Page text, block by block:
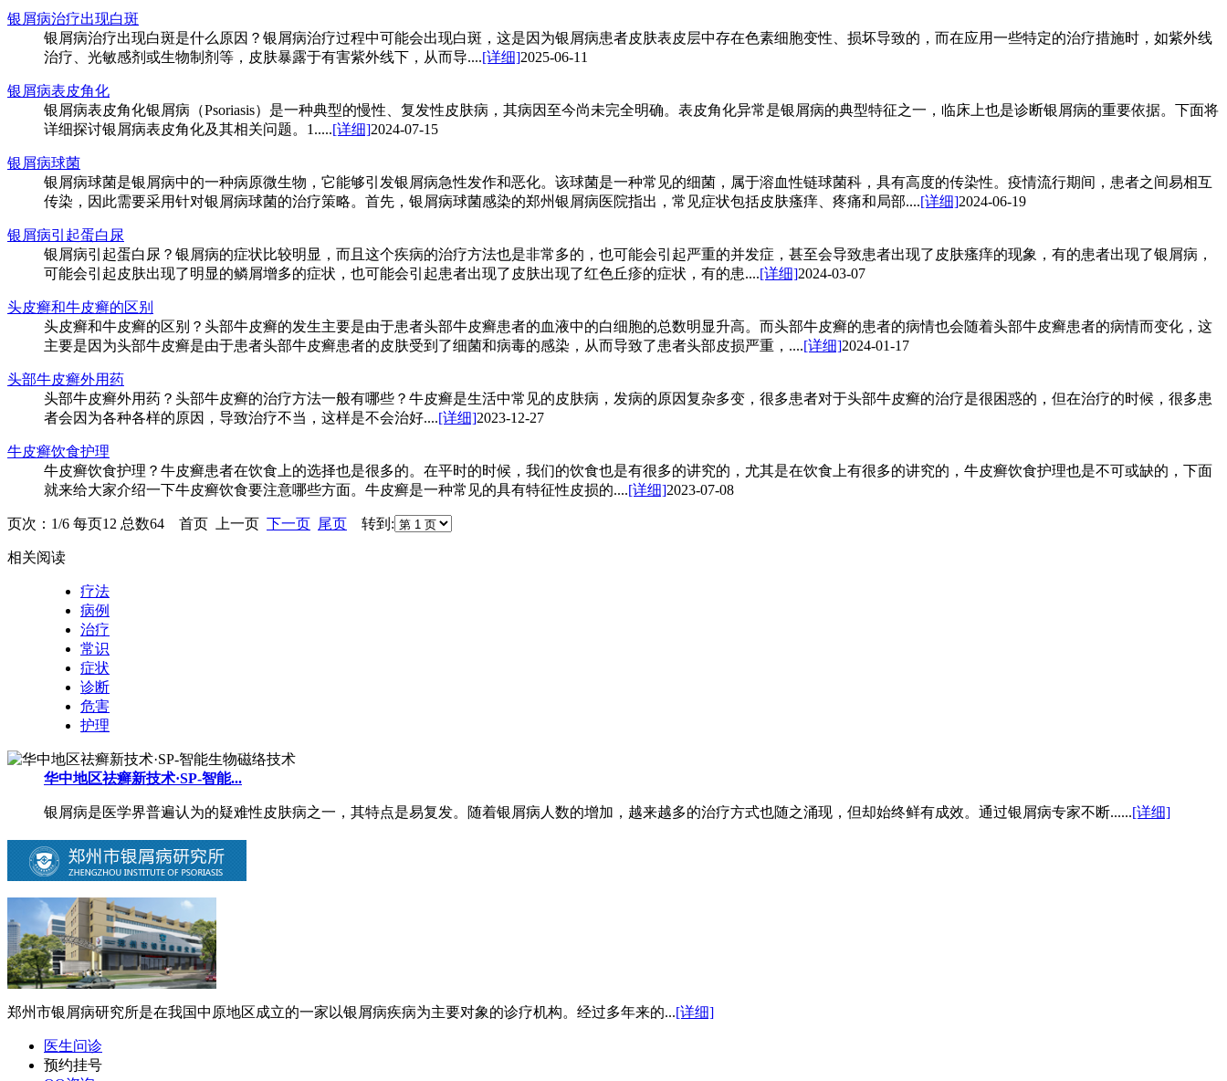
银屑病治疗出现白斑
银屑病治疗出现白斑是什么原因？银屑病治疗过程中可能会出现白斑，这是因为银屑病患者皮肤表皮层中存在色素细胞变性、损坏导致的，而在应用一些特定的治疗措施时，如紫外线
治疗、光敏感剂或生物制剂等，皮肤暴露于有害紫外线下，从而导....[详细]2025-06-11
银屑病表皮角化
银屑病表皮角化银屑病（Psoriasis）是一种典型的慢性、复发性皮肤病，其病因至今尚未完全明确。表皮角化异常是银屑病的典型特征之一，临床上也是诊断银屑病的重要依据。下面将
详细探讨银屑病表皮角化及其相关问题。1.....[详细]2024-07-15
银屑病球菌
银屑病球菌是银屑病中的一种病原微生物，它能够引发银屑病急性发作和恶化。该球菌是一种常见的细菌，属于溶血性链球菌科，具有高度的传染性。疫情流行期间，患者之间易相互
传染，因此需要采用针对银屑病球菌的治疗策略。首先，银屑病球菌感染的郑州银屑病医院指出，常见症状包括皮肤瘙痒、疼痛和局部....[详细]2024-06-19
银屑病引起蛋白尿
银屑病引起蛋白尿？银屑病的症状比较明显，而且这个疾病的治疗方法也是非常多的，也可能会引起严重的并发症，甚至会导致患者出现了皮肤瘙痒的现象，有的患者出现了银屑病，
可能会引起皮肤出现了明显的鳞屑增多的症状，也可能会引起患者出现了皮肤出现了红色丘疹的症状，有的患....[详细]2024-03-07
头皮癣和牛皮癣的区别
头皮癣和牛皮癣的区别？头部牛皮癣的发生主要是由于患者头部牛皮癣患者的血液中的白细胞的总数明显升高。而头部牛皮癣的患者的病情也会随着头部牛皮癣患者的病情而变化，这
主要是因为头部牛皮癣是由于患者头部牛皮癣患者的皮肤受到了细菌和病毒的感染，从而导致了患者头部皮损严重，....[详细]2024-01-17
头部牛皮癣外用药
头部牛皮癣外用药？头部牛皮癣的治疗方法一般有哪些？牛皮癣是生活中常见的皮肤病，发病的原因复杂多变，很多患者对于头部牛皮癣的治疗是很困惑的，但在治疗的时候，很多患
者会因为各种各样的原因，导致治疗不当，这样是不会治好....[详细]2023-12-27
牛皮癣饮食护理
牛皮癣饮食护理？牛皮癣患者在饮食上的选择也是很多的。在平时的时候，我们的饮食也是有很多的讲究的，尤其是在饮食上有很多的讲究的，牛皮癣饮食护理也是不可或缺的，下面
就来给大家介绍一下牛皮癣饮食要注意哪些方面。牛皮癣是一种常见的具有特征性皮损的....[详细]2023-07-08
页次：1/6 每页12 总数64 首页 上一页 下一页 尾页 转到:
相关阅读
疗法
病例
治疗
常识
症状
诊断
危害
护理
华中地区祛癣新技术·SP-智能...
银屑病是医学界普遍认为的疑难性皮肤病之一，其特点是易复发。随着银屑病人数的增加，越来越多的治疗方式也随之涌现，但却始终鲜有成效。通过银屑病专家不断......[详细]
郑州市银屑病研究所是在我国中原地区成立的一家以银屑病疾病为主要对象的诊疗机构。经过多年来的...[详细]
医生问诊
预约挂号